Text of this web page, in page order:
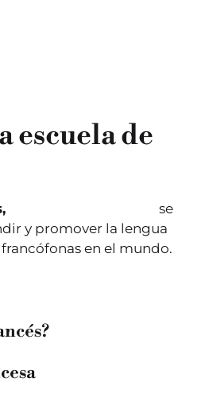
escuela de
se
y promover la lengua
en el mundo.